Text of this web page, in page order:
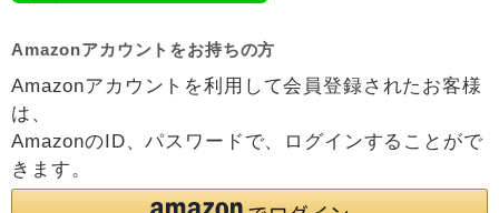
Amazonアカウントをお持ちの方
Amazonアカウントを利用して会員登録されたお客様
は、
AmazonのID、パスワードで、ログインすることがで
きます。